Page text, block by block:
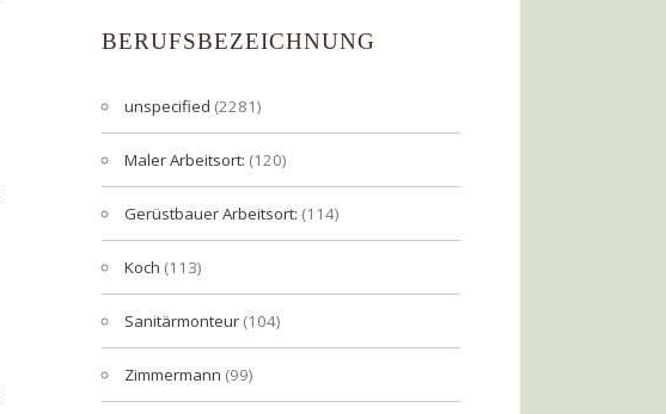
BERUFSBEZEICHNUNG
unspecified (2281)
Maler Arbeitsort: (120)
Gerüstbauer Arbeitsort: (114)
Koch (113)
Sanitärmonteur (104)
Zimmermann (99)